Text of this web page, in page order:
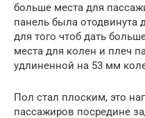
больше места для
панель была отодвинута
для того чтоб дать
места для колен и плеч
удлиненной на 53 мм
Пол стал плоским, это
пассажиров посредине